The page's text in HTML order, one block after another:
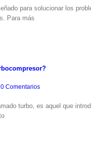
para solucionar los
Para más
0 Comentarios
turbo, es aquel que